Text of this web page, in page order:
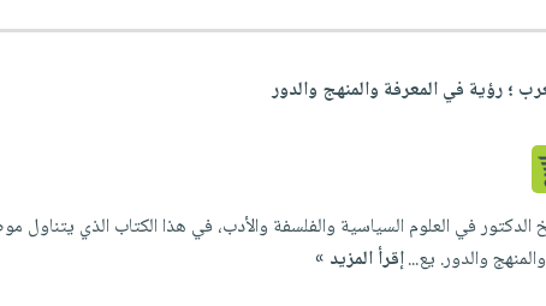
؛ رؤية في المعرفة والمنهج والدور
في العلوم السياسية والفلسفة والأدب، في هذا الكتاب الذي يتناول
والدور. يع...إقرأ المزيد »